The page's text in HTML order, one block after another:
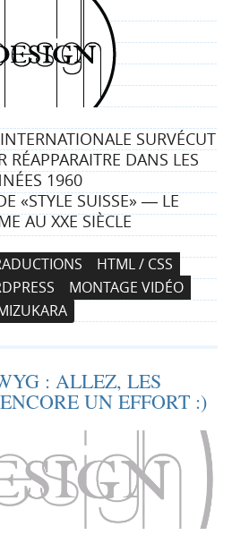
4
d
e
s
i
g
n
SURVÉCUT
DANS LES
1960
«STYLE SUISSE» ― LE
AU XXE SIÈCLE
HTML / CSS
MONTAGE VIDÉO
: ALLEZ, LES
UN EFFORT :)